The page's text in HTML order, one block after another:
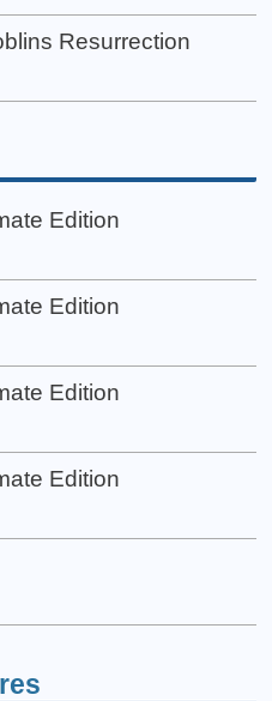
Resurrection
Edition
Edition
Edition
Edition